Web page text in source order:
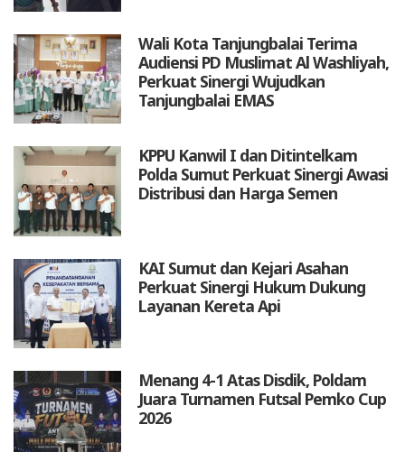
Wali Kota Tanjungbalai Terima
Audiensi PD Muslimat Al Washliyah,
Perkuat Sinergi Wujudkan
Tanjungbalai EMAS
KPPU Kanwil I dan Ditintelkam
Polda Sumut Perkuat Sinergi Awasi
Distribusi dan Harga Semen
KAI Sumut dan Kejari Asahan
Perkuat Sinergi Hukum Dukung
Layanan Kereta Api
Menang 4-1 Atas Disdik, Poldam
Juara Turnamen Futsal Pemko Cup
2026